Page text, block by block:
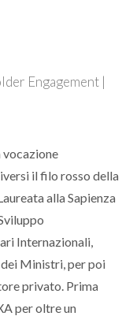
Engagement |
vocazione
il filo rosso della
alla Sapienza
Internazionali,
Ministri, per poi
privato. Prima
per oltre un